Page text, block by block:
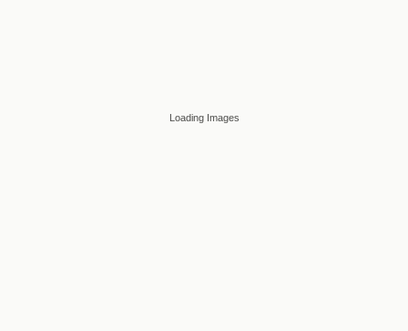
Loading Images